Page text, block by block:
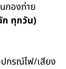
กองถ่าย
ก ทุกวัน)
ปกรณ์ไฟ/เสียง